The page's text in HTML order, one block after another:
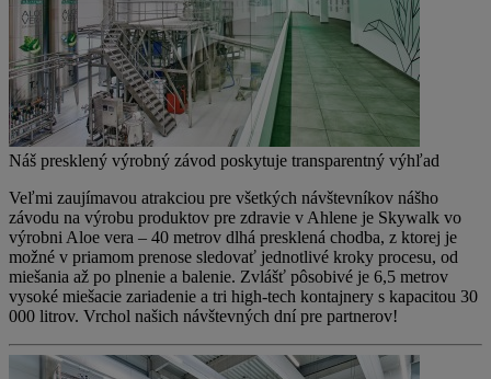
Náš presklený výrobný závod poskytuje transparentný výhľad
Veľmi zaujímavou atrakciou pre všetkých návštevníkov nášho
závodu na výrobu produktov pre zdravie v Ahlene je Skywalk vo
výrobni Aloe vera – 40 metrov dlhá presklená chodba, z ktorej je
možné v priamom prenose sledovať jednotlivé kroky procesu, od
miešania až po plnenie a balenie. Zvlášť pôsobivé je 6,5 metrov
vysoké miešacie zariadenie a tri high-tech kontajnery s kapacitou 30
000 litrov. Vrchol našich návštevných dní pre partnerov!